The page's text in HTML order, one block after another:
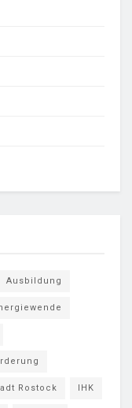
Ausbildung
Rostock IHK